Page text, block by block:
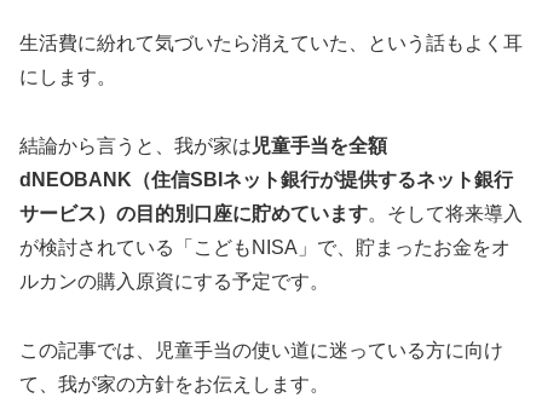
生活費に紛れて気づいたら消えていた、という話もよく耳
にします。
結論から言うと、我が家は 児童手当を全額
dNEOBANK（住信SBIネット銀行が提供するネット銀行
サービス）の目的別口座に貯めています。そして将来導入
が検討されている「こどもNISA」で、貯まったお金をオ
ルカンの購入原資にする予定です。
この記事では、児童手当の使い道に迷っている方に向け
て、我が家の方針をお伝えします。